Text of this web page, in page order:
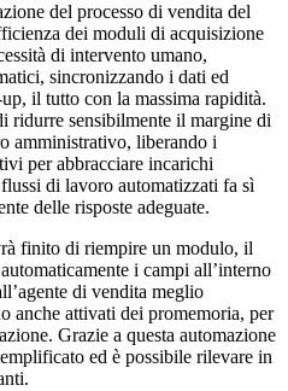
del processo di vendita del
dei moduli di acquisizione
di intervento umano,
sincronizzando i dati ed
il tutto con la massima rapidità.
ridurre sensibilmente il margine di
amministrativo, liberando i
per abbracciare incarichi
di lavoro automatizzati fa sì
delle risposte adeguate.
finito di riempire un modulo, il
i campi all’interno
di vendita meglio
anche attivati dei promemoria, per
Grazie a questa automazione
ed è possibile rilevare in